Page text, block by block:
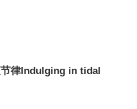
律Indulging in tidal